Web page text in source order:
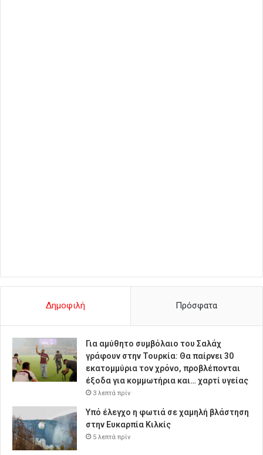
Δημοφιλή Πρόσφατα
Για αμύθητο συμβόλαιο του Σαλάχ
γράφουν στην Τουρκία: Θα παίρνει 30
εκατομμύρια τον χρόνο, προβλέπονται
έξοδα για κομμωτήρια και… χαρτί υγείας
3 λεπτά πρίν
Υπό έλεγχο η φωτιά σε χαμηλή βλάστηση
στην Ευκαρπία Κιλκίς
5 λεπτά πρίν